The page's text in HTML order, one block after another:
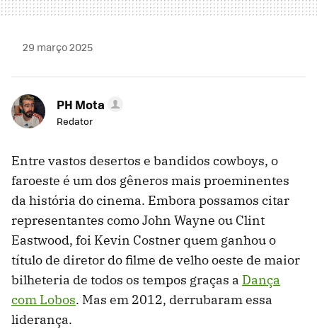
29 março 2025
PH Mota
Redator
Entre vastos desertos e bandidos cowboys, o
faroeste é um dos gêneros mais proeminentes
da história do cinema. Embora possamos citar
representantes como John Wayne ou Clint
Eastwood, foi Kevin Costner quem ganhou o
título de diretor do filme de velho oeste de maior
bilheteria de todos os tempos graças a Dança
com Lobos. Mas em 2012, derrubaram essa
liderança.